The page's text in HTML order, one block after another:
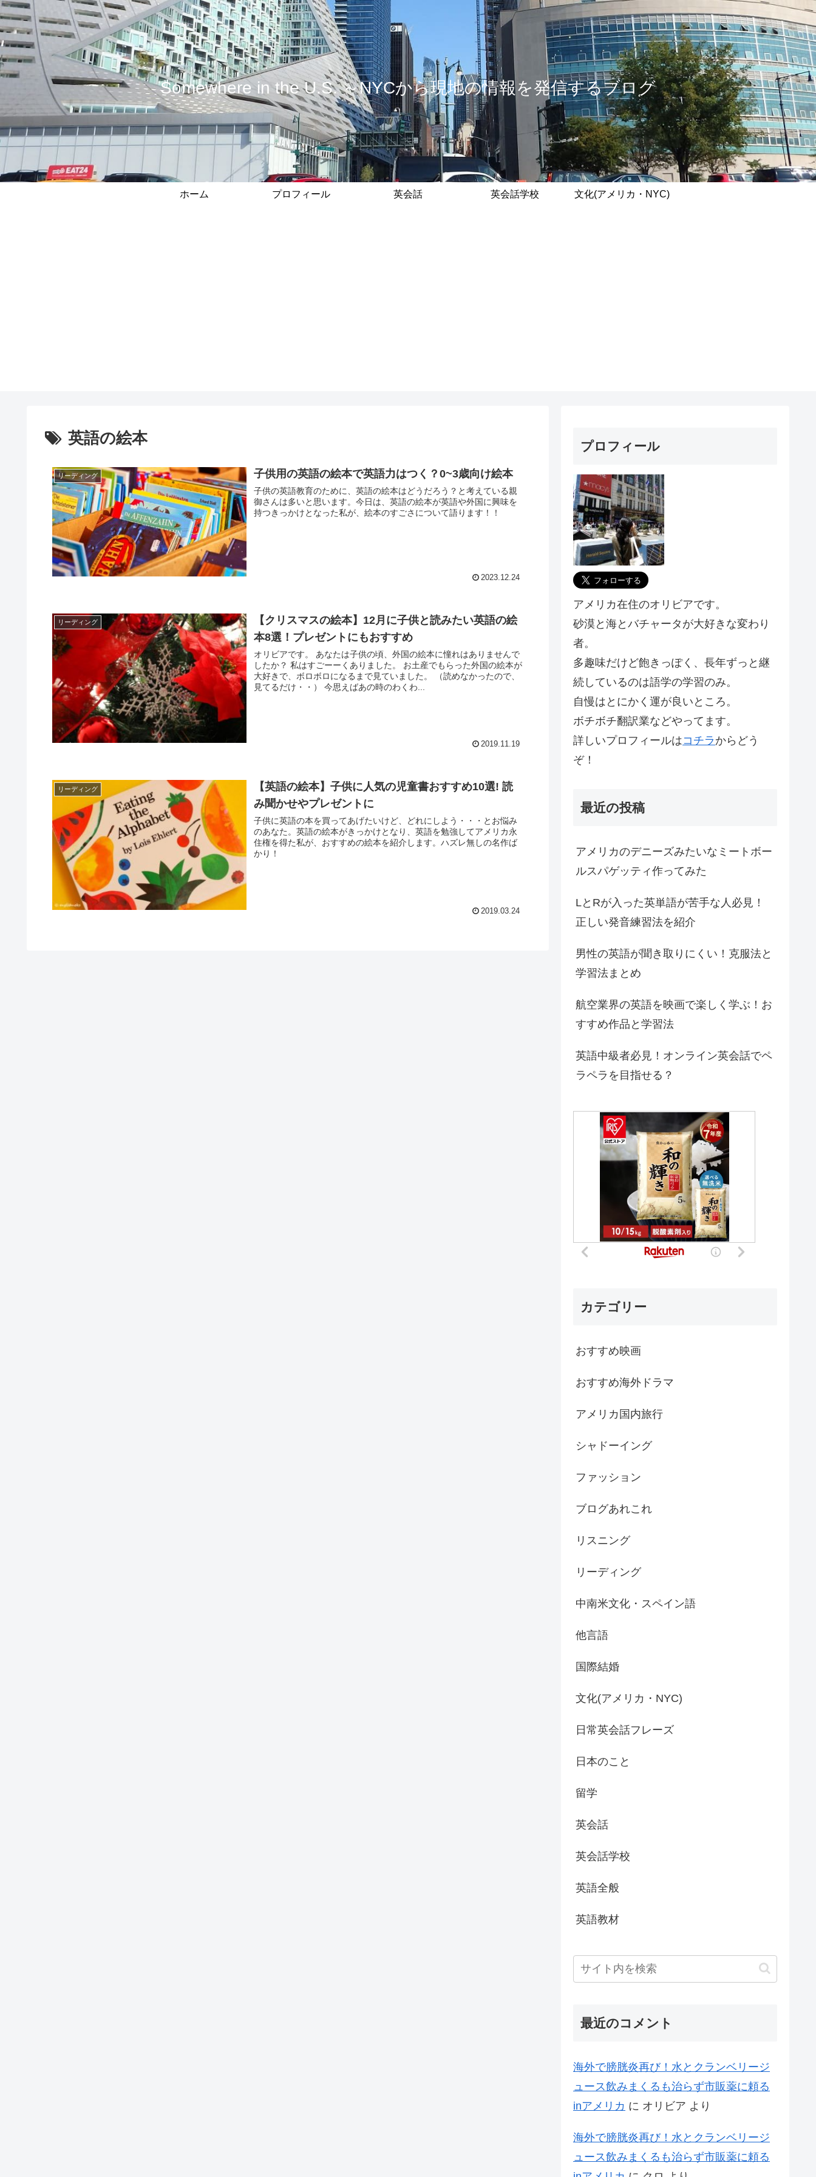
Somewhere in the U.S. ～NYCから現地の情報を発信するブログ
ホーム プロフィール 英会話 英会話学校 文化(アメリカ・NYC)
英語の絵本
リーディング 子供用の英語の絵本で英語力はつく？0~3歳向け絵本
子供の英語教育のために、英語の絵本はどうだろう？と考えている親
御さんは多いと思います。今日は、英語の絵本が英語や外国に興味を
持つきっかけとなった私が、絵本のすごさについて語ります！！
2023.12.24
リーディング
【クリスマスの絵本】12月に子供と読みたい英語の絵
本8選！プレゼントにもおすすめ
オリビアです。 あなたは子供の頃、外国の絵本に憧れはありませんで
したか？ 私はすごーーくありました。 お土産でもらった外国の絵本が
大好きで、ボロボロになるまで見ていました。 （読めなかったので、
見てるだけ・・） 今思えばあの時のわくわ...
2019.11.19
リーディング
【英語の絵本】子供に人気の児童書おすすめ10選! 読
み聞かせやプレゼントに
子供に英語の本を買ってあげたいけど、どれにしよう・・・とお悩み
のあなた。英語の絵本がきっかけとなり、英語を勉強してアメリカ永
住権を得た私が、おすすめの絵本を紹介します。ハズレ無しの名作ば
かり！
2019.03.24
プロフィール
アメリカ在住のオリビアです。
砂漠と海とバチャータが大好きな変わり
者。
多趣味だけど飽きっぽく、長年ずっと継
続しているのは語学の学習のみ。
自慢はとにかく運が良いところ。
ボチボチ翻訳業などやってます。
詳しいプロフィールはコチラ からどう
ぞ！
最近の投稿
アメリカのデニーズみたいなミートボー
ルスパゲッティ作ってみた
LとRが入った英単語が苦手な人必見！
正しい発音練習法を紹介
男性の英語が聞き取りにくい！克服法と
学習法まとめ
航空業界の英語を映画で楽しく学ぶ！お
すすめ作品と学習法
英語中級者必見！オンライン英会話でペ
ラペラを目指せる？
カテゴリー
おすすめ映画
おすすめ海外ドラマ
アメリカ国内旅行
シャドーイング
ファッション
ブログあれこれ
リスニング
リーディング
中南米文化・スペイン語
他言語
国際結婚
文化(アメリカ・NYC)
日常英会話フレーズ
日本のこと
留学
英会話
英会話学校
英語全般
英語教材
最近のコメント
海外で膀胱炎再び！水とクランベリージ
ュース飲みまくるも治らず市販薬に頼る
inアメリカ に オリビア より
海外で膀胱炎再び！水とクランベリージ
ュース飲みまくるも治らず市販薬に頼る